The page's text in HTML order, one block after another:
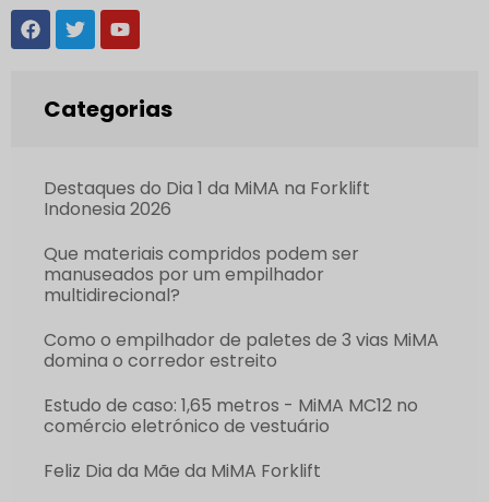
Categorias
Destaques do Dia 1 da MiMA na Forklift
Indonesia 2026
Que materiais compridos podem ser
manuseados por um empilhador
multidirecional?
Como o empilhador de paletes de 3 vias MiMA
domina o corredor estreito
Estudo de caso: 1,65 metros - MiMA MC12 no
comércio eletrónico de vestuário
Feliz Dia da Mãe da MiMA Forklift